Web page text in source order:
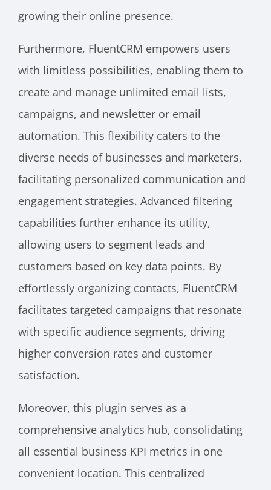
growing their online presence.
Furthermore, FluentCRM empowers users
with limitless possibilities, enabling them to
create and manage unlimited email lists,
campaigns, and newsletter or email
automation. This flexibility caters to the
diverse needs of businesses and marketers,
facilitating personalized communication and
engagement strategies. Advanced filtering
capabilities further enhance its utility,
allowing users to segment leads and
customers based on key data points. By
effortlessly organizing contacts, FluentCRM
facilitates targeted campaigns that resonate
with specific audience segments, driving
higher conversion rates and customer
satisfaction.
Moreover, this plugin serves as a
comprehensive analytics hub, consolidating
all essential business KPI metrics in one
convenient location. This centralized